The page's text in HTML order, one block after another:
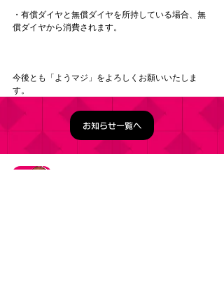
・有償ダイヤと無償ダイヤを所持している場合、無
償ダイヤから消費されます。
今後とも「ようマジ」をよろしくお願いいたしま
す。
お知らせ一覧へ